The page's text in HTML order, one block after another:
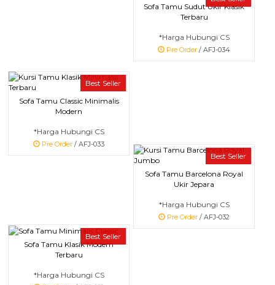
Sofa Tamu Sudut Ukir Klasik
Terbaru
*Harga Hubungi CS
Pre Order / AFJ-034
Best Seller
Sofa Tamu Classic Minimalis
Modern
*Harga Hubungi CS
Pre Order / AFJ-033
Best Seller
Sofa Tamu Barcelona Royal
Ukir Jepara
*Harga Hubungi CS
Pre Order / AFJ-032
Best Seller
Sofa Tamu Klasik Modern
Terbaru
*Harga Hubungi CS